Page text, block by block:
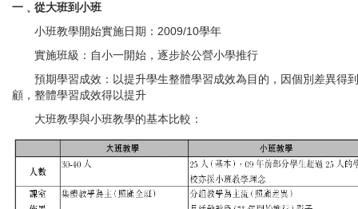
一﹑從大班到小班
小班教學開始實施日期：2009/10學年
實施班級：自小一開始，逐步於公營小學推行
預期學習成效：以提升學生整體學習成效為目的，因個別差異得
顧，整體學習成效得以提升
大班教學與小班教學的基本比較：